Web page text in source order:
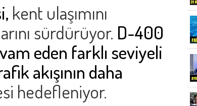
kent ulaşımını
sürdürüyor. D-400
eden farklı seviyeli
akışının daha
hedefleniyor.